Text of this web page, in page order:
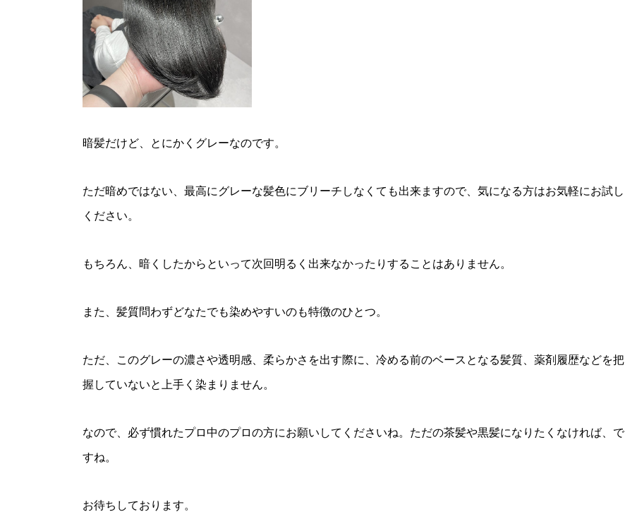
暗髪だけど、とにかくグレーなのです。
ただ暗めではない、最高にグレーな髪色にブリーチしなくても出来ますので、気になる方はお気軽にお試し
ください。
もちろん、暗くしたからといって次回明るく出来なかったりすることはありません。
また、髪質問わずどなたでも染めやすいのも特徴のひとつ。
ただ、このグレーの濃さや透明感、柔らかさを出す際に、冷める前のベースとなる髪質、薬剤履歴などを把
握していないと上手く染まりません。
なので、必ず慣れたプロ中のプロの方にお願いしてくださいね。ただの茶髪や黒髪になりたくなければ、で
すね。
お待ちしております。